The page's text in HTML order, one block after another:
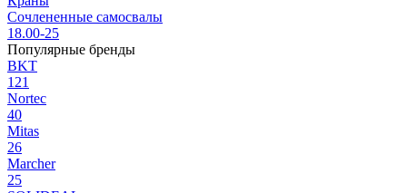
Сочлененные самосвалы
18.00-25
Популярные бренды
BKT
121
Nortec
40
Mitas
26
Marcher
25